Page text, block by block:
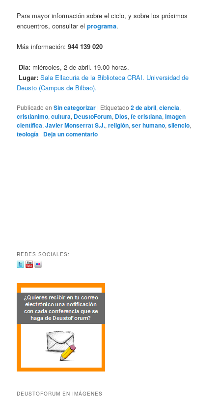
Para mayor información sobre el ciclo, y sobre los próximos
encuentros, consultar elprograma.
Más información:944 139 020
Día: miércoles, 2 de abril. 19.00 horas.
Lugar: Sala Ellacuria de la Biblioteca CRAI. Universidad de
Deusto (Campus de Bilbao).
Publicado en Sin categorizar | Etiquetado 2 de abril,ciencia,
cristianimo,cultura, DeustoForum, Dios,fe cristiana,imagen
científica,Javier Monserrat S.J.,religión,ser humano,silencio,
teología | Deja un comentario
REDES SOCIALES:
DEUSTOFORUM EN IMÁGENES